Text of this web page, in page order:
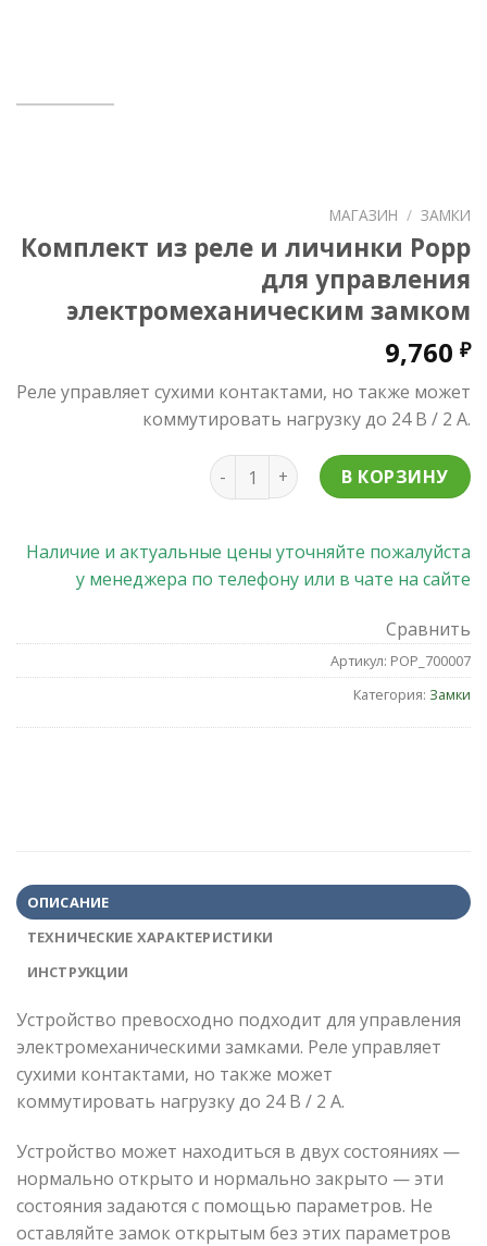
МАГАЗИН / ЗАМКИ
Комплект из реле и личинки Popp
для управления
электромеханическим замком
9,760 ₽
Реле управляет сухими контактами, но также может
коммутировать нагрузку до 24 В / 2 А.
Количество товара Комплект
В КОРЗИНУ
Наличие и актуальные цены уточняйте пожалуйста
у менеджера по телефону или в чате на сайте
Сравнить
Артикул: POP_700007
Категория: Замки
ОПИСАНИЕ
ТЕХНИЧЕСКИЕ ХАРАКТЕРИСТИКИ
ИНСТРУКЦИИ
Устройство превосходно подходит для управления
электромеханическими замками. Реле управляет
сухими контактами, но также может
коммутировать нагрузку до 24 В / 2 А.
Устройство может находиться в двух состояниях —
нормально открыто и нормально закрыто — эти
состояния задаются с помощью параметров. Не
оставляйте замок открытым без этих параметров